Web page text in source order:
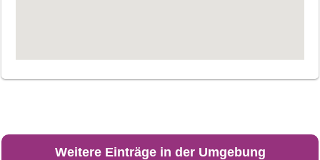
Weitere Einträge in der Umgebung